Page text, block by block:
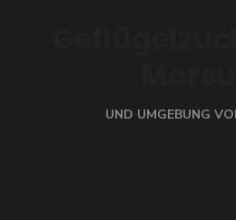
UND UMGEBUNG